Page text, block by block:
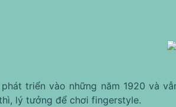
triển vào những năm 1920 và
lý tưởng để chơi fingerstyle.